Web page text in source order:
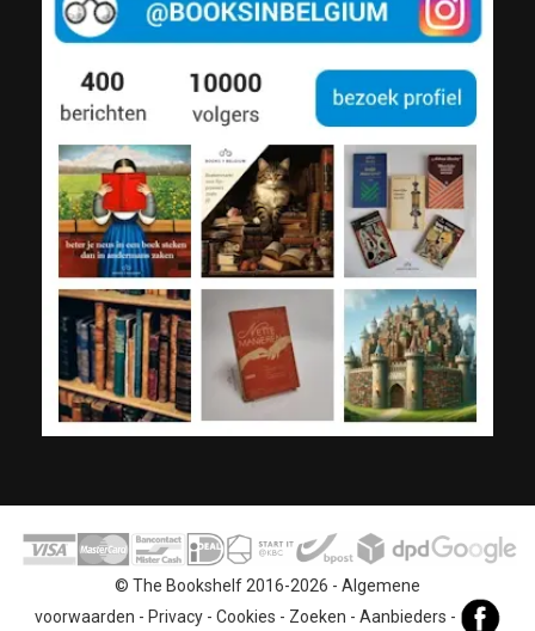
© The Bookshelf 2016-2026 - Algemene
voorwaarden - Privacy- Cookies - Zoeken - Aanbieders -